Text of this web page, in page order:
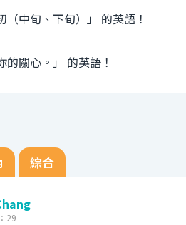
（中旬、下旬）」 的英語！
關心。」 的英語！
綜合
29